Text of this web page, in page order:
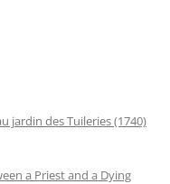
jardin des Tuileries (1740)
a Priest and a Dying